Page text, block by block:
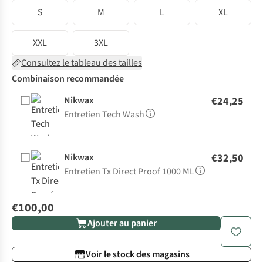
S
M L XL
XXL
3XL
Consultez le tableau des tailles
Combinaison recommandée
Nikwax
Entretien Tech Wash
€24,25
Nikwax
Entretien Tx Direct Proof 1000 ML
€32,50
€100,00
Ajouter au panier
Voir le stock des magasins